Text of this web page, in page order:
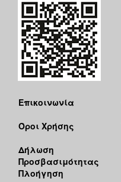
Επικοινωνία
Όροι Χρήσης
Δήλωση
Προσβασιμότητας
Πλοήγηση